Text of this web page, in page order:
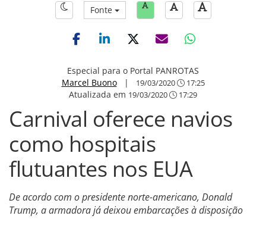
Fonte
Especial para o Portal PANROTAS
Marcel Buono| 19/03/2020 17:25
Atualizada em 19/03/2020 17:29
Carnival oferece navios
como hospitais
flutuantes nos EUA
De acordo com o presidente norte-americano, Donald
Trump, a armadora já deixou embarcações à disposição